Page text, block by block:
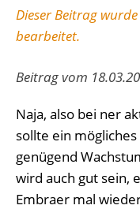
Dieser Beitrag
bearbeitet.
Beitrag vom
Naja, also bei ner
sollte ein
genügend
wird auch gut sein,
Embraer mal